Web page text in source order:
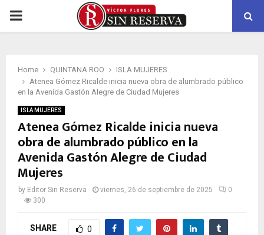
PRIMARY
Home QUINTANA ROO
ISLA MUJERES
Atenea Gómez Ricalde inicia nueva obra de alumbrado público
en la Avenida Gastón Alegre de Ciudad Mujeres
ISLA MUJERES
Atenea Gómez Ricalde inicia nueva
obra de alumbrado público en la
Avenida Gastón Alegre de Ciudad
Mujeres
by Editor Sin Reserva viernes, 26 de septiembre de 2025
0
300
SHARE 0